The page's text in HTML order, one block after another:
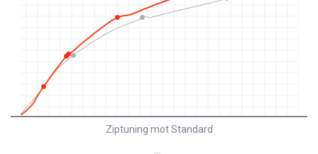
Ziptuning mot Standard